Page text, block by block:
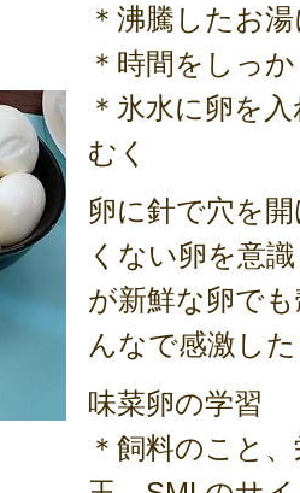
＊沸騰したお
＊時間をしっ
＊氷水に卵を
むく
卵に針で穴を
くない卵を意
が新鮮な卵で
んなで感激した
味菜卵の学習
＊飼料のこと